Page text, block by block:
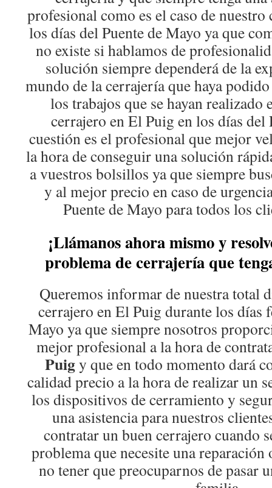
profesional como es el caso de
los días del Puente de Mayo ya que
no existe si hablamos de
solución siempre dependerá de la
mundo de la cerrajería que haya
los trabajos que se hayan realizado
cerrajero en El Puig en los días del
cuestión es el profesional que mejor
la hora de conseguir una solución
a vuestros bolsillos ya que siempre
y al mejor precio en caso de
Puente de Mayo para todos los
¡Llámanos ahora mismo y
problema de cerrajería que
Queremos informar de nuestra total
cerrajero en El Puig durante los días
Mayo ya que siempre nosotros
mejor profesional a la hora de
Puigy que en todo momento dará
calidad precio a la hora de realizar un
los dispositivos de cerramiento y
una asistencia para nuestros
contratar un buen cerrajero cuando
problema que necesite una
no tener que preocuparnos de pasar